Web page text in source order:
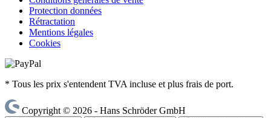
Protection données
Rétractation
Mentions légales
Cookies
* Tous les prix s'entendent TVA incluse et plus frais de port.
Copyright © 2026 - Hans Schröder GmbH